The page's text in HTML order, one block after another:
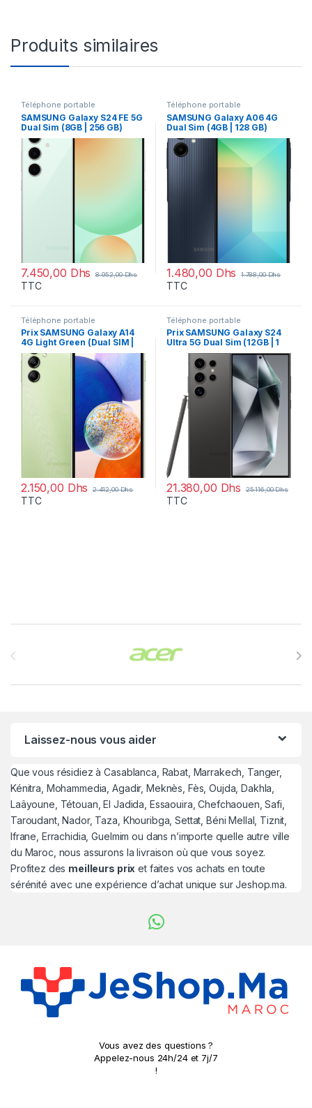
Produits similaires
Téléphone portable
SAMSUNG Galaxy S24 FE 5G
Dual Sim (8GB | 256 GB)
7.450,00 Dhs 8.952,00Dhs
TTC
Téléphone portable
SAMSUNG Galaxy A06 4G
Dual Sim (4GB | 128 GB)
1.480,00 Dhs 1.788,00Dhs
TTC
Téléphone portable
Prix SAMSUNG Galaxy A14
4G Light Green (Dual SIM |
128 GB) – 2412.00 – 2412.00
2.150,00 Dhs 2.412,00Dhs
TTC
Téléphone portable
Prix SAMSUNG Galaxy S24
Ultra 5G Dual Sim (12GB | 1
TB) – 25116.00 – 25116.00
21.380,00 Dhs 25.116,00Dhs
TTC
Laissez-nous vous aider
Que vous résidiez à Casablanca, Rabat, Marrakech, Tanger,
Kénitra, Mohammedia, Agadir, Meknès, Fès, Oujda, Dakhla,
Laâyoune, Tétouan, El Jadida, Essaouira, Chefchaouen, Safi,
Taroudant, Nador, Taza, Khouribga, Settat, Béni Mellal, Tiznit,
Ifrane, Errachidia, Guelmim ou dans n’importe quelle autre ville
du Maroc, nous assurons la livraison où que vous soyez.
Profitez des meilleurs prix et faites vos achats en toute
sérénité avec une expérience d’achat unique sur Jeshop.ma.
Vous avez des questions ?
Appelez-nous 24h/24 et 7j/7
!